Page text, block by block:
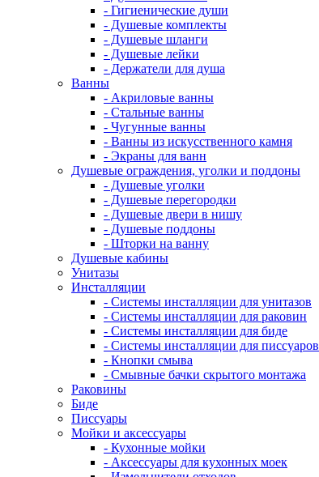
- Гигиенические души
- Душевые комплекты
- Душевые шланги
- Душевые лейки
- Держатели для душа
Ванны
- Акриловые ванны
- Стальные ванны
- Чугунные ванны
- Ванны из искусственного камня
- Экраны для ванн
Душевые ограждения, уголки и поддоны
- Душевые уголки
- Душевые перегородки
- Душевые двери в нишу
- Душевые поддоны
- Шторки на ванну
Душевые кабины
Унитазы
Инсталляции
- Системы инсталляции для унитазов
- Системы инсталляции для раковин
- Системы инсталляции для биде
- Системы инсталляции для писсуаров
- Кнопки смыва
- Смывные бачки скрытого монтажа
Раковины
Биде
Писсуары
Мойки и аксессуары
- Кухонные мойки
- Аксессуары для кухонных моек